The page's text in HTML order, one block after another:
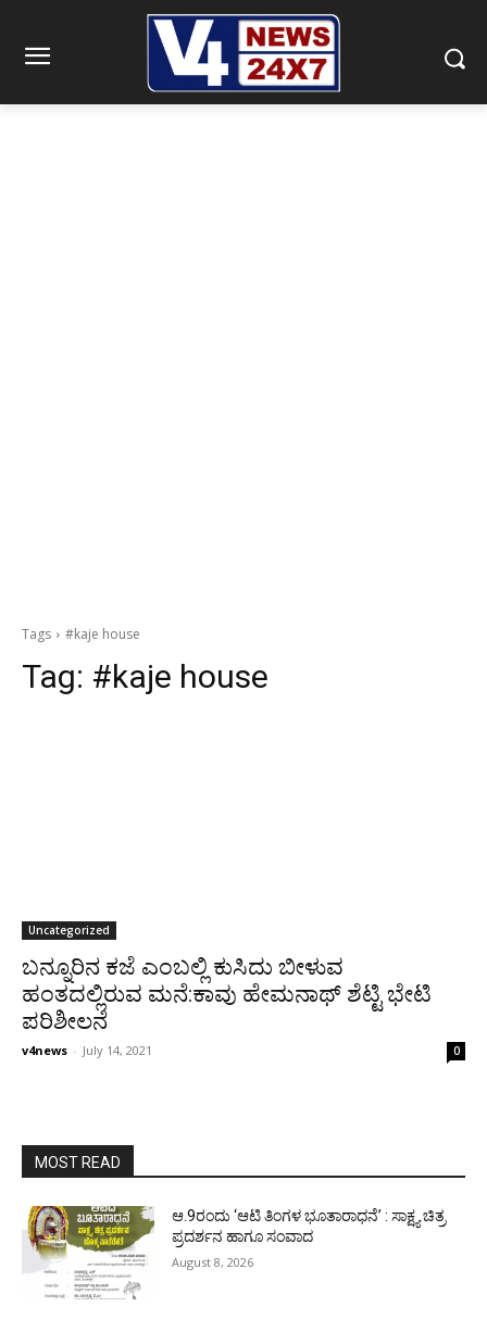
Tags #kaje house
Tag: #kaje house
Uncategorized
ಬನ್ನೂರಿನ ಕಜೆ ಎಂಬಲ್ಲಿ ಕುಸಿದು ಬೀಳುವ
ಹಂತದಲ್ಲಿರುವ ಮನೆ:ಕಾವು ಹೇಮನಾಥ್ ಶೆಟ್ಟಿ ಭೇಟಿ
ಪರಿಶೀಲನೆ
v4news - July 14, 2021 0
MOST READ
ಆ.9ರಂದು ‘ಆಟಿ ತಿಂಗಳ ಭೂತಾರಾಧನೆ’ : ಸಾಕ್ಷ್ಯ ಚಿತ್ರ
ಪ್ರದರ್ಶನ ಹಾಗೂ ಸಂವಾದ
August 8, 2026